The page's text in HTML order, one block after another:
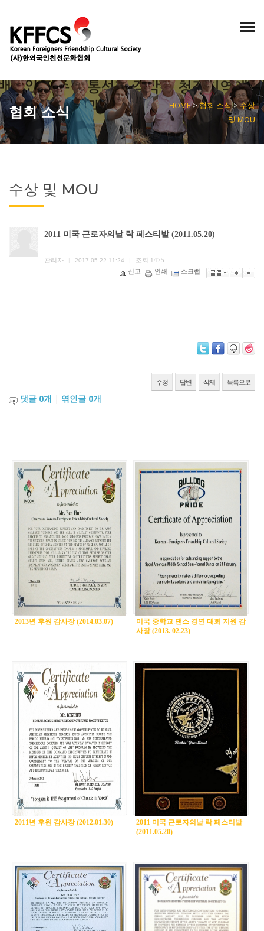
협회 소식 HOME>협회 소식>수상
및 MOU
수상 및 MOU
2011 미국 근로자의날 락 페스티발 (2011.05.20)
관리자 2017.05.22 11:24 조회 1475
신고
인쇄 스크랩
수정 답변 삭제 목록으로
댓글 0개 | 엮인글 0개
2013년 후원 감사장 (2014.03.07)
미국 중학교 댄스 경연 대회 지원 감
사장 (2013. 02.23)
2011년 후원 감사장 (2012.01.30)
2011 미국 근로자의날 락 페스티발
(2011.05.20)